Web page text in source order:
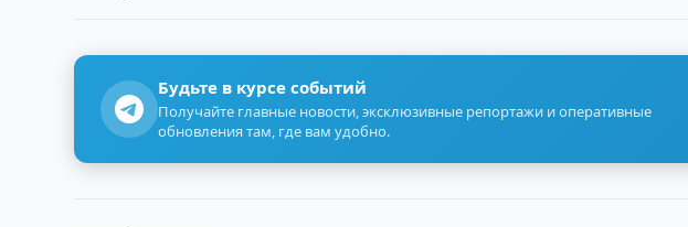
Будьте в курсе событий
Получайте главные новости, эксклюзивные репортажи и оперативные
обновления там, где вам удобно.